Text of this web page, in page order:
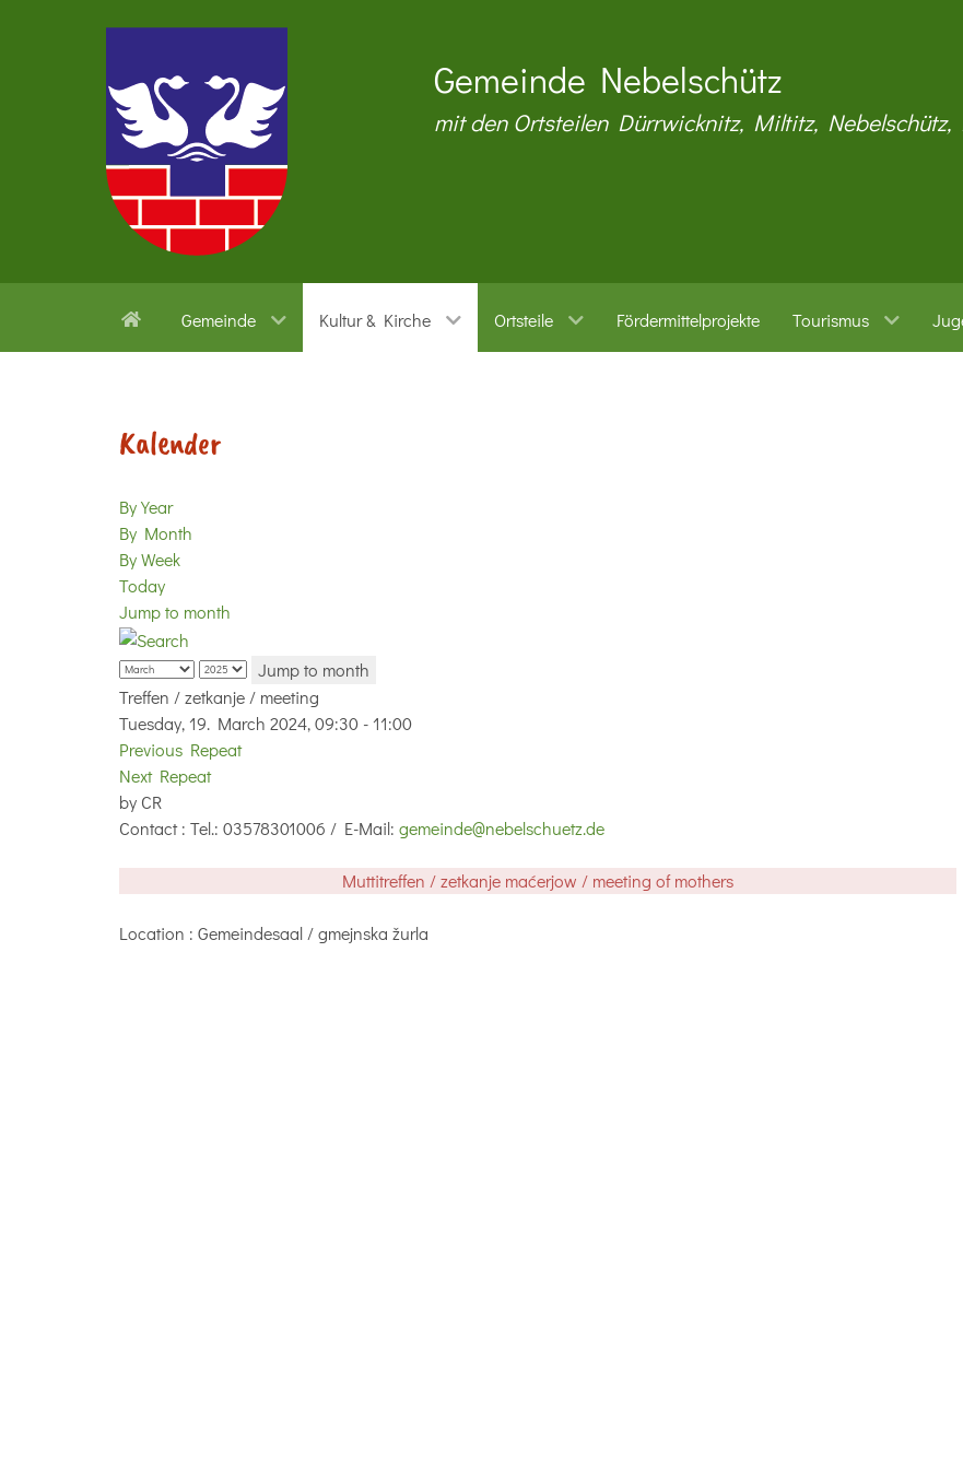
Gemeinde Nebelschütz
mit den Ortsteilen Dürrwicknitz, Miltitz, Nebelschütz,
Gemeinde Kultur & Kirche Ortsteile Fördermittelprojekte Tourismus
Kalender
By Year
By Month
By Week
Today
Jump to month
Jump to month
Treffen / zetkanje / meeting
Tuesday, 19. March 2024, 09:30 - 11:00
Previous Repeat
Next Repeat
by CR
Contact: Tel.: 03578301006 / E-Mail: gemeinde@nebelschuetz.de
Muttitreffen / zetkanje maćerjow / meeting of mothers
Location : Gemeindesaal / gmejnska žurla